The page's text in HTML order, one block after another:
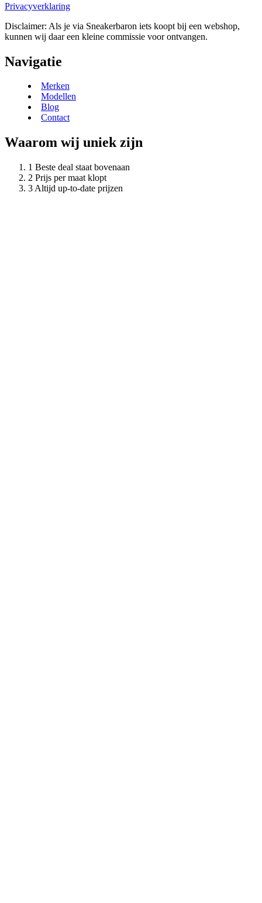
Privacyverklaring
Disclaimer: Als je via Sneakerbaron iets koopt bij een webshop,
kunnen wij daar een kleine commissie voor ontvangen.
Navigatie
Merken
Modellen
Blog
Contact
Waarom wij uniek zijn
Beste deal staat bovenaan
Prijs per maat klopt
Altijd up-to-date prijzen